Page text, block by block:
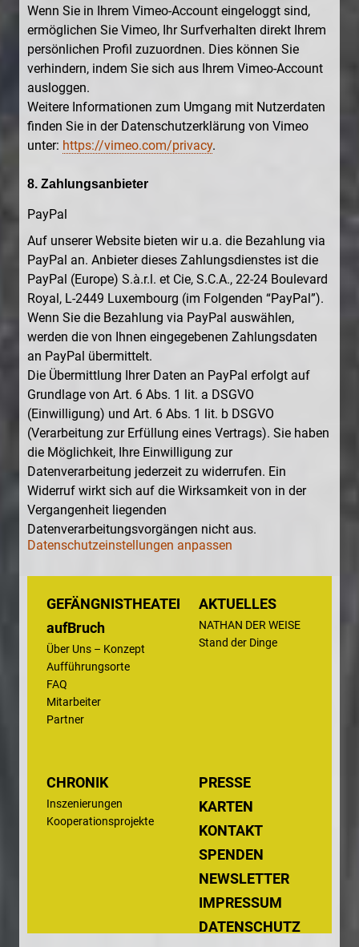
Wenn Sie in Ihrem Vimeo-Account eingeloggt sind,
ermöglichen Sie Vimeo, Ihr Surfverhalten direkt Ihrem
persönlichen Profil zuzuordnen. Dies können Sie
verhindern, indem Sie sich aus Ihrem Vimeo-Account
ausloggen.
Weitere Informationen zum Umgang mit Nutzerdaten
finden Sie in der Datenschutzerklärung von Vimeo
unter: https://vimeo.com/privacy.
8. Zahlungsanbieter
PayPal
Auf unserer Website bieten wir u.a. die Bezahlung via
PayPal an. Anbieter dieses Zahlungsdienstes ist die
PayPal (Europe) S.à.r.l. et Cie, S.C.A., 22-24 Boulevard
Royal, L-2449 Luxembourg (im Folgenden “PayPal”).
Wenn Sie die Bezahlung via PayPal auswählen,
werden die von Ihnen eingegebenen Zahlungsdaten
an PayPal übermittelt.
Die Übermittlung Ihrer Daten an PayPal erfolgt auf
Grundlage von Art. 6 Abs. 1 lit. a DSGVO
(Einwilligung) und Art. 6 Abs. 1 lit. b DSGVO
(Verarbeitung zur Erfüllung eines Vertrags). Sie haben
die Möglichkeit, Ihre Einwilligung zur
Datenverarbeitung jederzeit zu widerrufen. Ein
Widerruf wirkt sich auf die Wirksamkeit von in der
Vergangenheit liegenden
Datenverarbeitungsvorgängen nicht aus.
Datenschutzeinstellungen anpassen
GEFÄNGNISTHEATER
aufBruch
Navigation
überspringen
Über Uns – Konzept
Aufführungsorte
FAQ
Mitarbeiter
Partner
AKTUELLES
NATHAN DER WEISE
Stand der Dinge
CHRONIK
Navigation
überspringen
Inszenierungen
Kooperationsprojekte
NAVIGATION
ÜBERSPRINGEN
PRESSE
KARTEN
KONTAKT
SPENDEN
NEWSLETTER
IMPRESSUM
DATENSCHUTZ